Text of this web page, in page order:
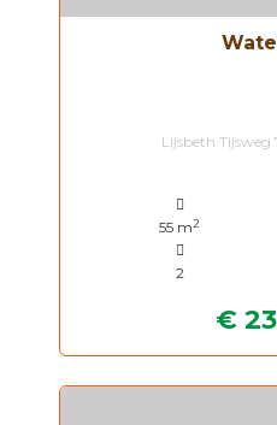
Lijsbeth Tijsweg
55 m2
2
€